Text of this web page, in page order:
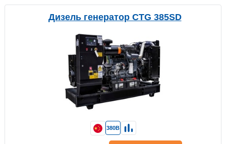
Дизель генератор CTG 385SD
380В